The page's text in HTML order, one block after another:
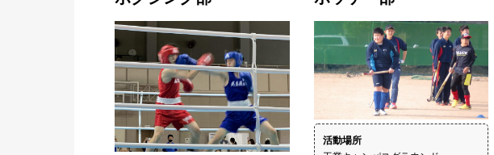
活動場所